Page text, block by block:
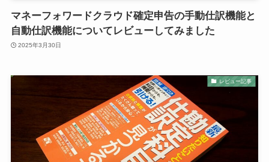
マネーフォワードクラウド確定申告の手動仕訳機能と
自動仕訳機能についてレビューしてみました
2025年3月30日
レビュー記事